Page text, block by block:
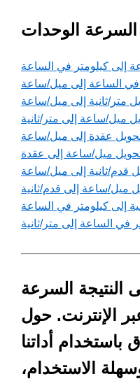
الوحدات
إلى كيلومتر في الساعة
في الساعة إلى ميل/ساعة
متر/ثانية إلى ميل/ساعة
ميل/ساعة إلى متر/ثانية
عقدة إلى ميل/ساعة
ميل/ساعة إلى عقدة
قدم/ثانية إلى ميل/ساعة
ميل/ساعة إلى قدم/ثانية
إلى كيلومتر في الساعة
في الساعة إلى متر/ثانية
النتيجة السرعة
الإنترنت. حول
أداتنا
الاستخدام،